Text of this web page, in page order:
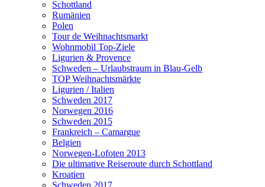
Schottland
Rumänien
Polen
Tour de Weihnachtsmarkt
Wohnmobil Top-Ziele
Ligurien & Provence
Schweden – Urlaubstraum in Blau-Gelb
TOP Weihnachtsmärkte
Ligurien / Italien
Schweden 2017
Norwegen 2016
Schweden 2015
Frankreich – Camargue
Belgien
Norwegen-Lofoten 2013
Die ultimative Reiseroute durch Schottland
Kroatien
Schweden 2017